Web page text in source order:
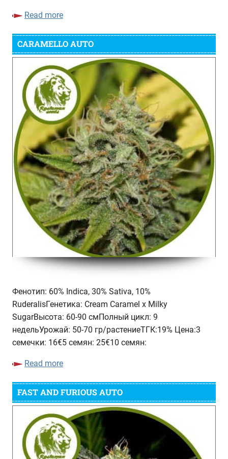
Read more
CARAMELLO AUTO
Фенотип: 60% Indica, 30% Sativa, 10%
RuderalisГенетика: Cream Caramel x Milky
SugarВысота: 60-90 смПолный цикл: 9
недельУрожай: 50-70 гр/растениеТГК:19% Цена:3
семечки: 16€5 семян: 25€10 семян:
Read more
FAST AND FURIOUS AUTO